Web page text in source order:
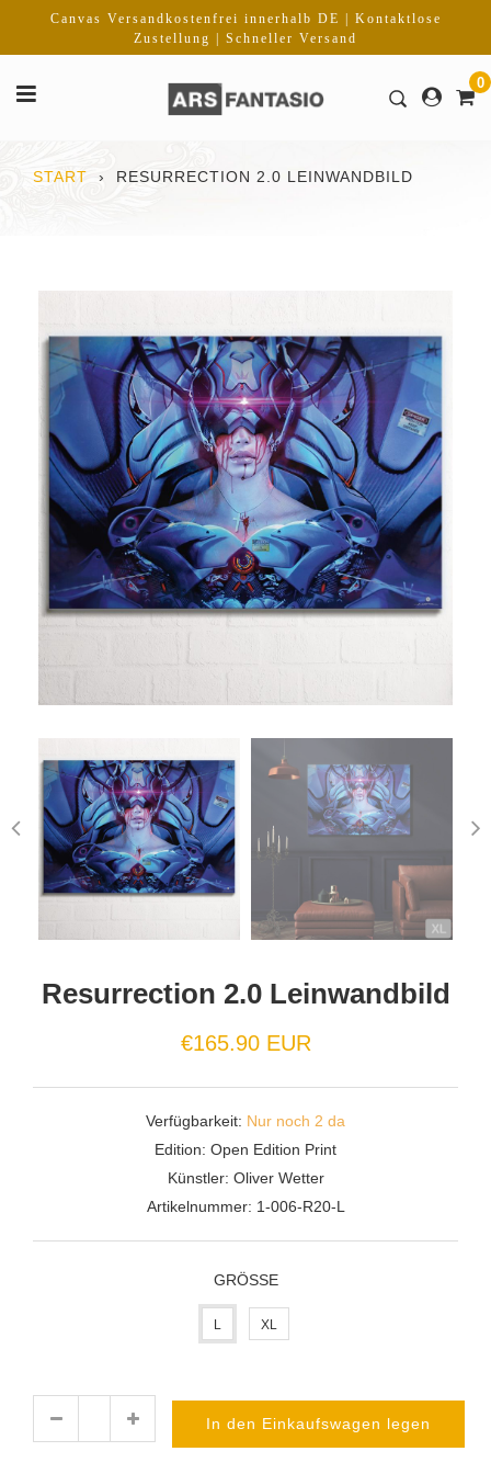
Inhalt
Canvas Versandkostenfrei innerhalb DE | Kontaktlose
Zustellung | Schneller Versand
0
START › RESURRECTION 2.0 LEINWANDBILD
Resurrection 2.0 Leinwandbild
€165.90 EUR
Verfügbarkeit: Nur noch 2 da
Edition: Open Edition Print
Künstler: Oliver Wetter
Artikelnummer: 1-006-R20-L
GRÖSSE
L XL
In den Einkaufswagen legen